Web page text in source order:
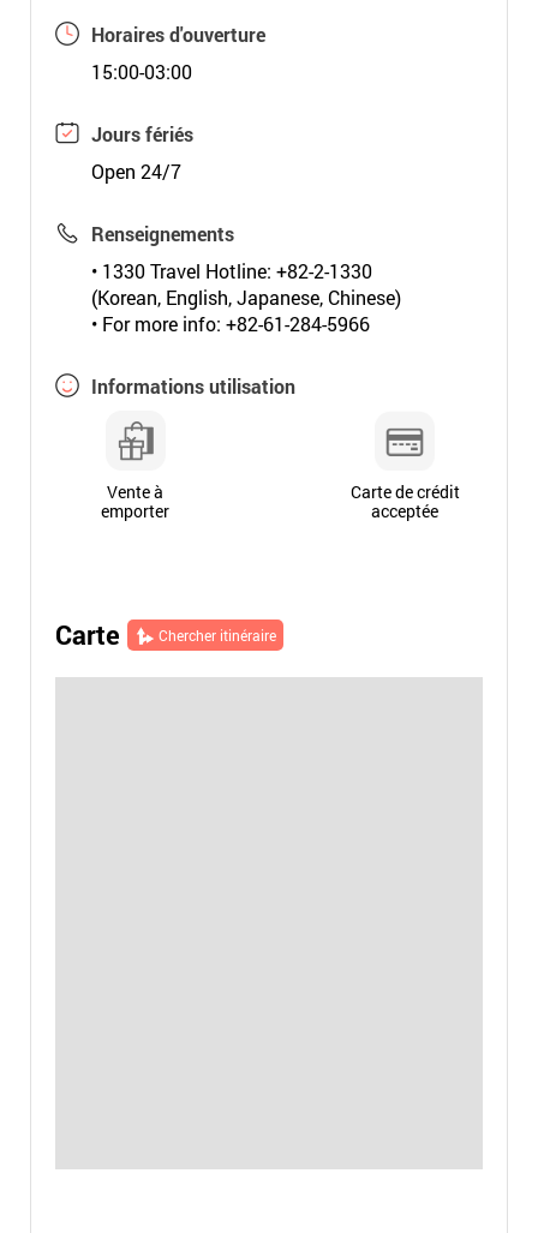
Horaires d'ouverture
15:00-03:00
Jours fériés
Open 24/7
Renseignements
• 1330 Travel Hotline: +82-2-1330
(Korean, English, Japanese, Chinese)
• For more info: +82-61-284-5966
Informations utilisation
Vente à
emporter
Carte de crédit
acceptée
Carte Chercher itinéraire